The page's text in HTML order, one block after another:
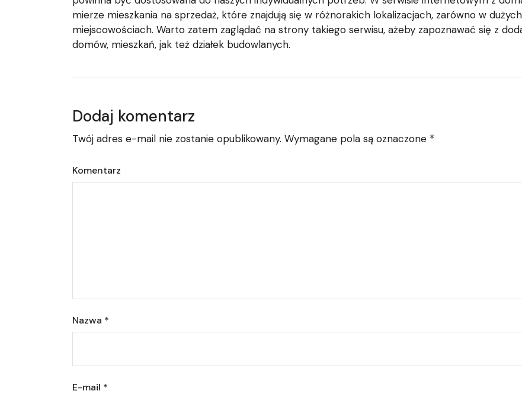
mierze mieszkania na sprzedaż, które znajdują się w różnorakich lokalizacjach, zarówno w
miejscowościach. Warto zatem zaglądać na strony takiego serwisu, ażeby zapoznawać się z
domów, mieszkań, jak też działek budowlanych.
Dodaj komentarz
Twój adres e-mail nie zostanie opublikowany. Wymagane pola są oznaczone *
Komentarz
Nazwa *
E-mail *